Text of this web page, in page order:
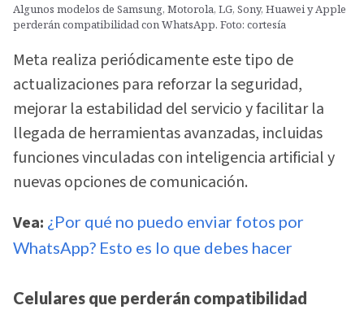
Algunos modelos de Samsung, Motorola, LG, Sony, Huawei y Apple
perderán compatibilidad con WhatsApp. Foto: cortesía
Meta realiza periódicamente este tipo de
actualizaciones para reforzar la seguridad,
mejorar la estabilidad del servicio y facilitar la
llegada de herramientas avanzadas, incluidas
funciones vinculadas con inteligencia artificial y
nuevas opciones de comunicación.
Vea: ¿Por qué no puedo enviar fotos por
WhatsApp? Esto es lo que debes hacer
Celulares que perderán compatibilidad